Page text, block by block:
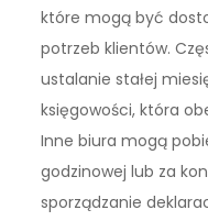
które mogą być
potrzeb klientów.
ustalanie stałej
księgowości, która
Inne biura mogą
godzinowej lub za
sporządzanie